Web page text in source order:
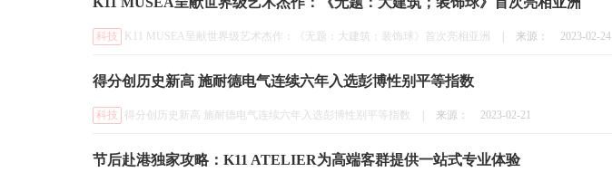
科技 K11 MUSEA呈献世界级艺术杰作：《无题：大建筑；装饰球》首次亮相亚洲 来源： 2023-02-24
得分创历史新高 施耐德电气连续六年入选彭博性别平等指数
科技 得分创历史新高 施耐德电气连续六年入选彭博性别平等指数 来源： 2023-02-21
节后赴港独家攻略：K11 ATELIER为高端客群提供一站式专业体验